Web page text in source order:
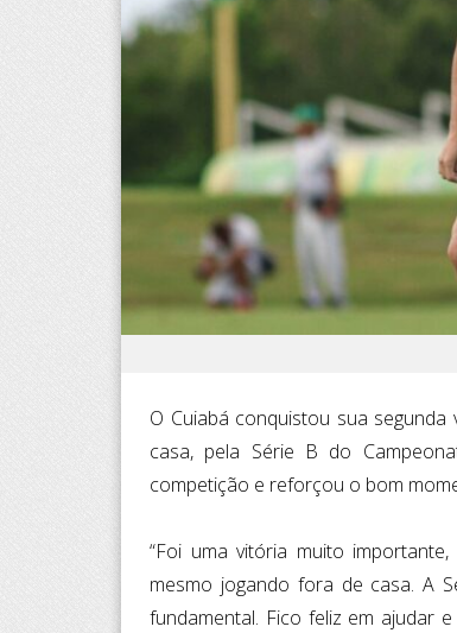
O Cuiabá conquistou sua
casa, pela Série B do
competição e reforçou o bom
“Foi uma vitória muito
mesmo jogando fora de casa. A
fundamental. Fico feliz em ajudar